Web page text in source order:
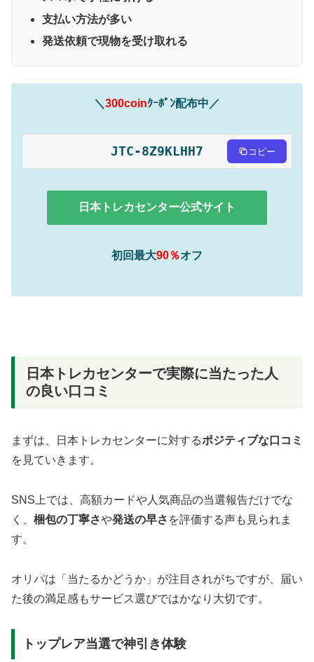
支払い方法が多い
発送依頼で現物を受け取れる
＼ 300coinｸｰﾎﾟﾝ配布中／
JTC-8Z9KLHH7 コピー
日本トレカセンター公式サイト
初回最大90％オフ
日本トレカセンターで実際に当たった人
の良い口コミ
まずは、日本トレカセンターに対するポジティブな口コミ
を見ていきます。
SNS上では、高額カードや人気商品の当選報告だけでな
く、 梱包の丁寧さや発送の早さ を評価する声も見られま
す。
オリパは「当たるかどうか」が注目されがちですが、届い
た後の満足感もサービス選びではかなり大切です。
トップレア当選で神引き体験